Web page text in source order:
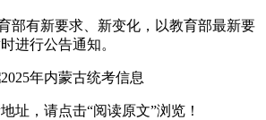
部有新要求、新变化，以教育部最新要
进行公告通知。
址，请点击“阅读原文”浏览！